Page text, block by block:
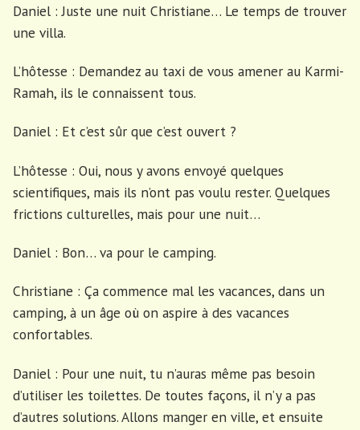
Daniel : Juste une nuit Christiane… Le temps de trouver
une villa.
L’hôtesse : Demandez au taxi de vous amener au Karmi-
Ramah, ils le connaissent tous.
Daniel : Et c’est sûr que c’est ouvert ?
L’hôtesse : Oui, nous y avons envoyé quelques
scientifiques, mais ils n’ont pas voulu rester. Quelques
frictions culturelles, mais pour une nuit…
Daniel : Bon… va pour le camping.
Christiane : Ça commence mal les vacances, dans un
camping, à un âge où on aspire à des vacances
confortables.
Daniel : Pour une nuit, tu n’auras même pas besoin
d’utiliser les toilettes. De toutes façons, il n’y a pas
d’autres solutions. Allons manger en ville, et ensuite